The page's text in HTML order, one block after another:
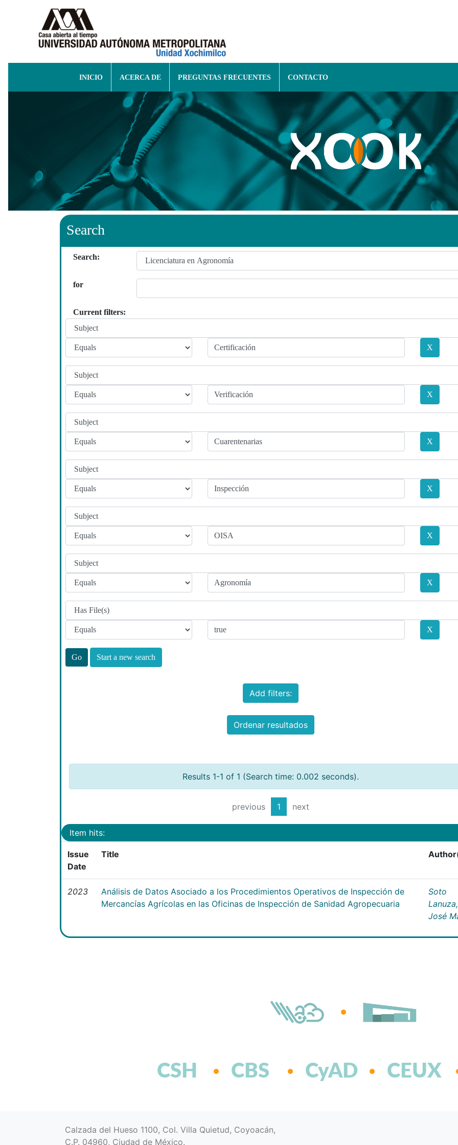
INICIO ACERCA DE PREGUNTAS FRECUENTES CONTACTO
Search
Search:
for
Current filters:
Start a new search
Add filters:
Ordenar resultados
Results 1-1 of 1 (Search time: 0.002 seconds).
previous 1 next
Item hits:
Issue
Date
Title
2023
Análisis de Datos Asociado a los Procedimientos Operativos de Inspección de
Mercancías Agrícolas en las Oficinas de Inspección de Sanidad Agropecuaria
Soto
Lanuza,
José
CSH CBS CyAD CEUX
Calzada del Hueso 1100, Col. Villa Quietud, Coyoacán,
C.P. 04960, Ciudad de México.